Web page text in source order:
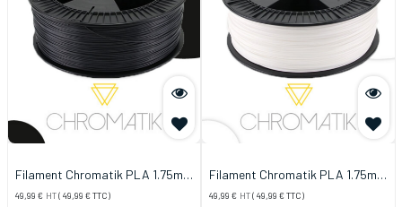
Filament Chromatik PLA 1.75mm
- Noir (2,2kg)
49,99 € HT( 49,99 €TTC)
Filament Chromatik PLA 1.75mm
- Blanc (2,2kg)
49,99 € HT( 49,99 €TTC)